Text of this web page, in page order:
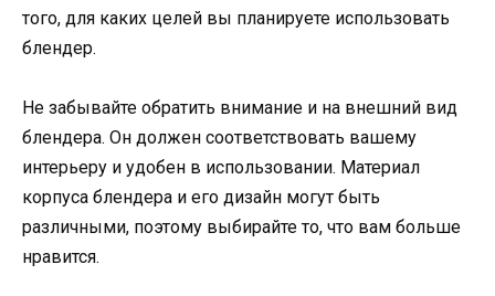
того, для каких целей вы планируете использовать
блендер.
Не забывайте обратить внимание и на внешний вид
блендера. Он должен соответствовать вашему
интерьеру и удобен в использовании. Материал
корпуса блендера и его дизайн могут быть
различными, поэтому выбирайте то, что вам больше
нравится.